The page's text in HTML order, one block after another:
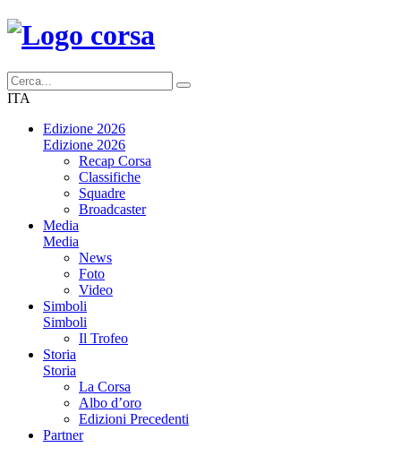
ITA
Edizione 2026
Edizione 2026
Recap Corsa
Classifiche
Squadre
Broadcaster
Media
Media
News
Foto
Video
Simboli
Simboli
Il Trofeo
Storia
Storia
La Corsa
Albo d’oro
Edizioni Precedenti
Partner